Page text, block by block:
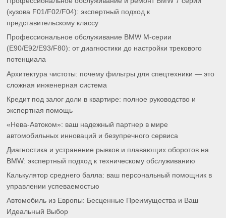
(кузова F01/F02/F04): экспертный подход к
представительскому классу
Профессиональное обслуживание BMW M-серии
(E90/E92/E93/F80): от диагностики до настройки трекового
потенциала
Архитектура чистоты: почему фильтры для спецтехники — это
сложная инженерная система
Кредит под залог доли в квартире: полное руководство и
экспертная помощь
«Нева-Автоком»: ваш надежный партнер в мире
автомобильных инноваций и безупречного сервиса
Диагностика и устранение рывков и плавающих оборотов на
BMW: экспертный подход к техническому обслуживанию
Калькулятор среднего балла: ваш персональный помощник в
управлении успеваемостью
Автомобиль из Европы: Бесценные Преимущества и Ваш
Идеальный Выбор